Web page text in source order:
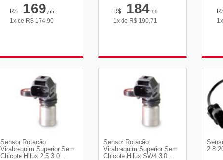
R$ 169,65
1x de R$ 174,90
R$ 184,99
1x de R$ 190,71
Sensor Rotacão
Virabrequim Superior Sem
Chicote Hilux 2.5 3.0...
Sensor Rotacão
Virabrequim Superior Sem
Chicote Hilux SW4 3.0...
2.8